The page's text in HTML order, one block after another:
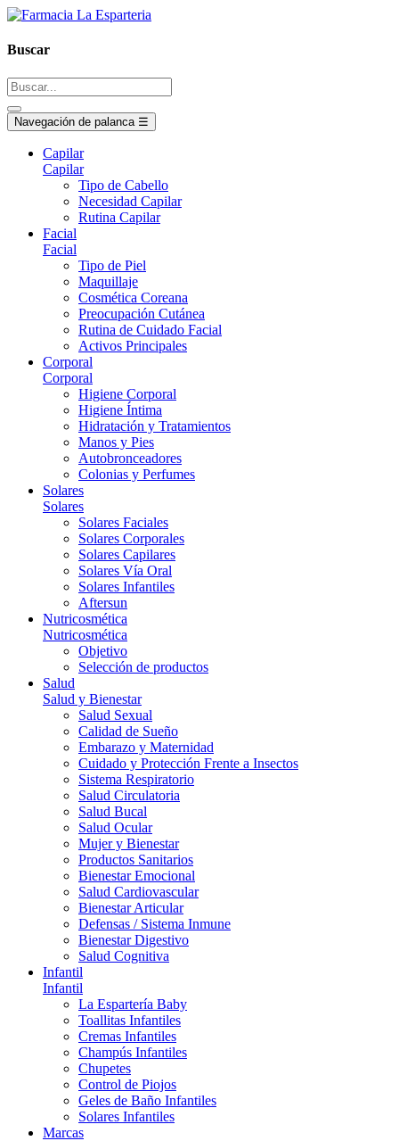
Buscar
Navegación de palanca ☰
Capilar
Capilar
Tipo de Cabello
Necesidad Capilar
Rutina Capilar
Facial
Facial
Tipo de Piel
Maquillaje
Cosmética Coreana
Preocupación Cutánea
Rutina de Cuidado Facial
Activos Principales
Corporal
Corporal
Higiene Corporal
Higiene Íntima
Hidratación y Tratamientos
Manos y Pies
Autobronceadores
Colonias y Perfumes
Solares
Solares
Solares Faciales
Solares Corporales
Solares Capilares
Solares Vía Oral
Solares Infantiles
Aftersun
Nutricosmética
Nutricosmética
Objetivo
Selección de productos
Salud
Salud y Bienestar
Salud Sexual
Calidad de Sueño
Embarazo y Maternidad
Cuidado y Protección Frente a Insectos
Sistema Respiratorio
Salud Circulatoria
Salud Bucal
Salud Ocular
Mujer y Bienestar
Productos Sanitarios
Bienestar Emocional
Salud Cardiovascular
Bienestar Articular
Defensas / Sistema Inmune
Bienestar Digestivo
Salud Cognitiva
Infantil
Infantil
La Espartería Baby
Toallitas Infantiles
Cremas Infantiles
Champús Infantiles
Chupetes
Control de Piojos
Geles de Baño Infantiles
Solares Infantiles
Marcas